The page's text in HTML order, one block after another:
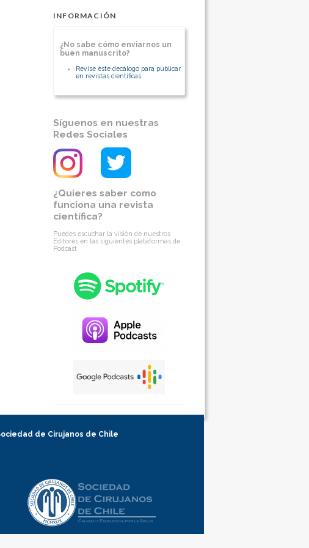
UNiversity Migeul Hernandez. Chair of
committee of EAHPBA: President of
Spanish Chapter of American College
Member of IHPBA Research
Committee.
Hospital General Universitario de Elda
INFORMACIÓN
¿No sabe cómo enviarnos un
buen manuscrito?
Revise éste decálogo para publicar
en revistas científicas
Síguenos en nuestras
Redes Sociales
¿Quieres saber como
funciona una revista
científica?
Puedes escuchar la visión de nuestros
Editores en las siguientes plataformas de
Podcast
de Cirujanos de Chile